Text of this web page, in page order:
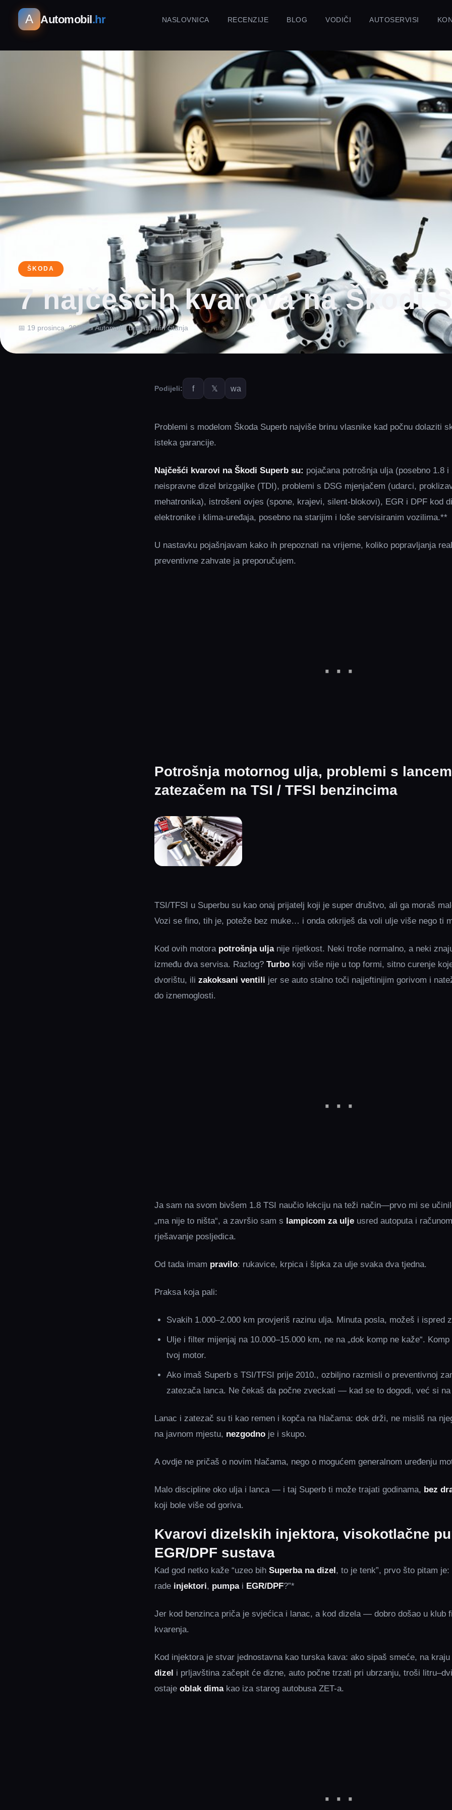
A Automobil.hr NASLOVNICA RECENZIJE BLOG VODIČI AUTOSERVISI
ŠKODA
7 najčešćih kvarova na Škodi
📅 19 prosinca, 2025✍️ Automobil.hr📖 11 min čitanja
Podijeli: f 𝕏 wa
Problemi s modelom Škoda Superb najviše brinu vlasnike kad počnu dolaziti
isteka garancije.
Najčešći kvarovi na Škodi Superb su: pojačana potrošnja ulja (posebno 1.8 i
neispravne dizel brizgaljke (TDI), problemi s DSG mjenjačem (udarci,
mehatronika), istrošeni ovjes (spone, krajevi, silent‑blokovi), EGR i DPF kod
elektronike i klima‑uređaja, posebno na starijim i loše servisiranim vozilima.**
U nastavku pojašnjavam kako ih prepoznati na vrijeme, koliko popravljanja
preventivne zahvate ja preporučujem.
Potrošnja motornog ulja, problemi s
zatezačem na TSI / TFSI benzincima
TSI/TFSI u Superbu su kao onaj prijatelj koji je super društvo, ali ga moraš
Vozi se fino, tih je, poteže bez muke… i onda otkriješ da voli ulje više nego ti
Kod ovih motora potrošnja uljanije rijetkost. Neki troše normalno, a neki
između dva servisa. Razlog? Turbo koji više nije u top formi, sitno curenje
dvorištu, ili zakoksani ventili jer se auto stalno toči najjeftinijim gorivom i
do iznemoglosti.
Ja sam na svom bivšem 1.8 TSI naučio lekciju na teži način—prvo mi se
„ma nije to ništa“, a završio sam s lampicom za ulje usred autoputa i
rješavanje posljedica.
Od tada imam pravilo: rukavice, krpica i šipka za ulje svaka dva tjedna.
Praksa koja pali:
Svakih 1.000–2.000 km provjeriš razinu ulja. Minuta posla, možeš i ispred
Ulje i filter mijenjaj na 10.000–15.000 km, ne na „dok komp ne kaže“.
tvoj motor.
Ako imaš Superb s TSI/TFSI prije 2010., ozbiljno razmisli o preventivnoj
zatezača lanca. Ne čekaš da počne zveckati — kad se to dogodi, već si
Lanac i zatezač su ti kao remen i kopča na hlačama: dok drži, ne misliš na
na javnom mjestu, nezgodno je i skupo.
A ovdje ne pričaš o novim hlačama, nego o mogućem generalnom uređenju
Malo discipline oko ulja i lanca — i taj Superb ti može trajati godinama, bez
koji bole više od goriva.
Kvarovi dizelskih injektora, visokotlačne
EGR/DPF sustava
Kad god netko kaže “uzeo bih Superba na dizel , to je tenk”, prvo što pitam
rade injektori, pumpai EGR/DPF?”*
Jer kod benzinca priča je svjećica i lanac, a kod dizela — dobro došao u klub
kvarenja.
Kod injektora je stvar jednostavna kao turska kava: ako sipaš smeće, na
dizel i prljavština začepit će dizne, auto počne trzati pri ubrzanju, troši
ostaje oblak dimakao iza starog autobusa ZET-a.